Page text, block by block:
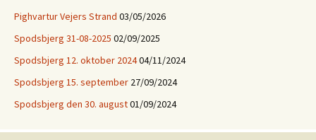
Pighvartur Vejers Strand 03/05/2026
Spodsbjerg 31-08-2025 02/09/2025
Spodsbjerg 12. oktober 202404/11/2024
Spodsbjerg 15. september 27/09/2024
Spodsbjerg den 30. august01/09/2024